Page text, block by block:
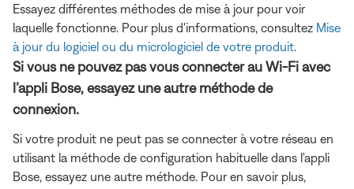
Essayez différentes méthodes de mise à jour pour voir
laquelle fonctionne. Pour plus d'informations, consultez Mise
à jour du logiciel ou du micrologiciel de votre produit.
Si vous ne pouvez pas vous connecter au Wi-Fi avec
l’appli Bose, essayez une autre méthode de
connexion.
Si votre produit ne peut pas se connecter à votre réseau en
utilisant la méthode de configuration habituelle dans l'appli
Bose, essayez une autre méthode. Pour en savoir plus,